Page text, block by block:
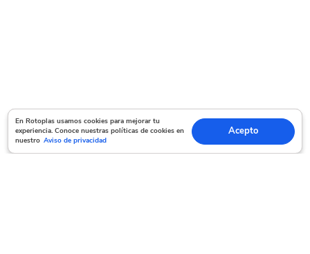
En Rotoplas usamos cookies para mejorar tu experiencia. Conoce nuestras políticas
de cookies en nuestro Aviso de privacidad Acepto
En Rotoplas usamos cookies para mejorar tu
experiencia. Conoce nuestras políticas de cookies en
nuestro Aviso de privacidad
Acepto